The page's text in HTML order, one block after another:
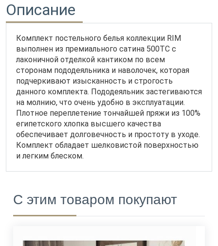
Описание
Комплект постельного белья коллекции RIM
выполнен из премиального сатина 500ТС с
лаконичной отделкой кантиком по всем
сторонам пододеяльника и наволочек, которая
подчеркивают изысканность и строгость
данного комплекта. Пододеяльник застегиваются
на молнию, что очень удобно в эксплуатации.
Плотное переплетение тончайшей пряжи из 100%
египетского хлопка высшего качества
обеспечивает долговечность и простоту в уходе.
Комплект обладает шелковистой поверхностью
и легким блеском.
С этим товаром покупают